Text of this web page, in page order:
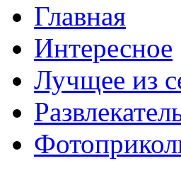
Главная
Интересное
Лучщее из